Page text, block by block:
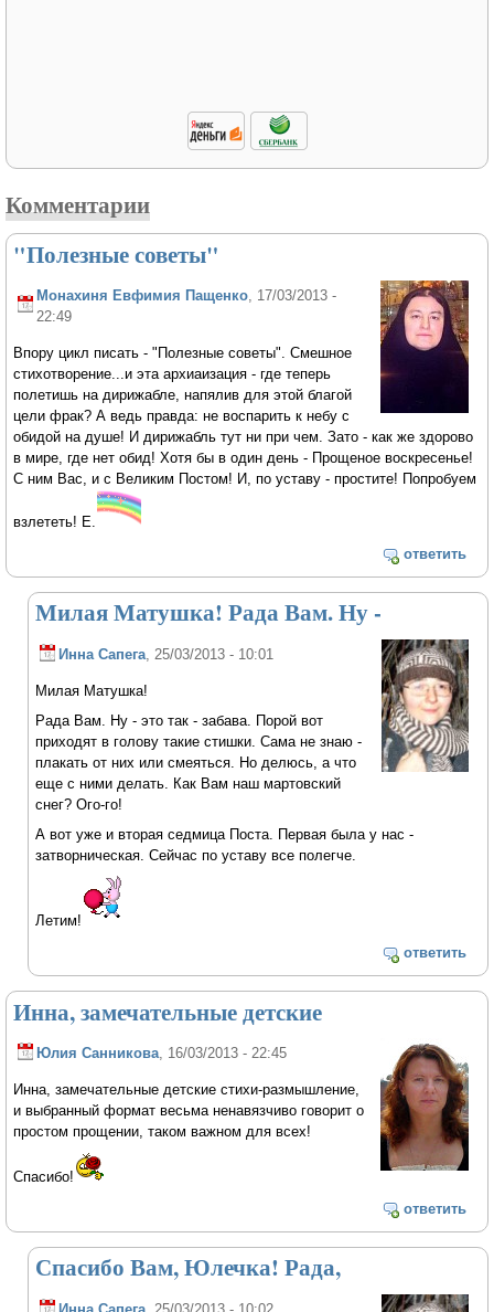
Комментарии
"Полезные советы"
Монахиня Евфимия Пащенко, 17/03/2013 -
22:49
Впору цикл писать - "Полезные советы". Смешное
стихотворение...и эта архиаизация - где теперь
полетишь на дирижабле, напялив для этой благой
цели фрак? А ведь правда: не воспарить к небу с
обидой на душе! И дирижабль тут ни при чем. Зато - как же здорово
в мире, где нет обид! Хотя бы в один день - Прощеное воскресенье!
С ним Вас, и с Великим Постом! И, по уставу - простите! Попробуем
взлететь! Е.
ответить
Милая Матушка! Рада Вам. Ну -
Инна Сапега, 25/03/2013 - 10:01
Милая Матушка!
Рада Вам. Ну - это так - забава. Порой вот
приходят в голову такие стишки. Сама не знаю -
плакать от них или смеяться. Но делюсь, а что
еще с ними делать. Как Вам наш мартовский
снег? Ого-го!
А вот уже и вторая седмица Поста. Первая была у нас -
затворническая. Сейчас по уставу все полегче.
Летим!
ответить
Инна, замечательные детские
Юлия Санникова, 16/03/2013 - 22:45
Инна, замечательные детские стихи-размышление,
и выбранный формат весьма ненавязчиво говорит о
простом прощении, таком важном для всех!
Спасибо!
ответить
Спасибо Вам, Юлечка! Рада,